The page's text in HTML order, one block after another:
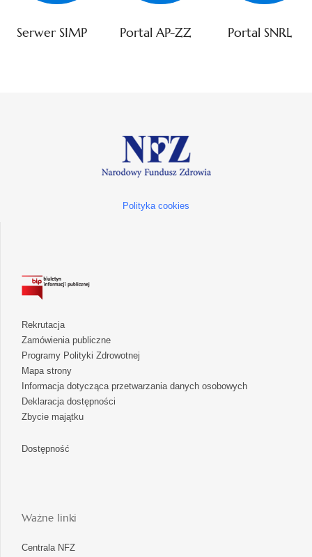
Serwer SIMP Portal AP-ZZ Portal SNRL
Polityka cookies
Rekrutacja
Zamówienia publiczne
Programy Polityki Zdrowotnej
Mapa strony
Informacja dotycząca przetwarzania danych osobowych
Deklaracja dostępności
Zbycie majątku
Dostępność
Ważne linki
Centrala NFZ